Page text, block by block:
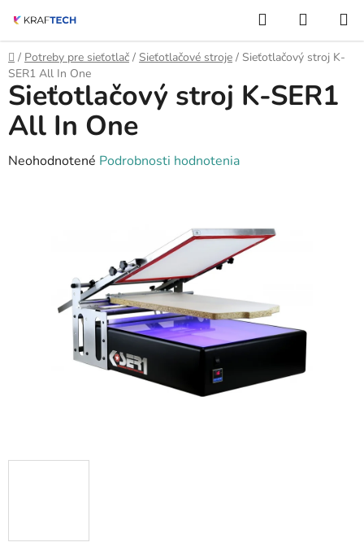
obsah
Hľadať
KOŠÍK
Domov
/ Potreby pre sieťotlač / Sieťotlačové stroje / Sieťotlačový stroj K-
SER1 All In One
Sieťotlačový stroj K-SER1
All In One
Priemerné
hviezdičiek.
Neohodnotené Podrobnosti hodnotenia